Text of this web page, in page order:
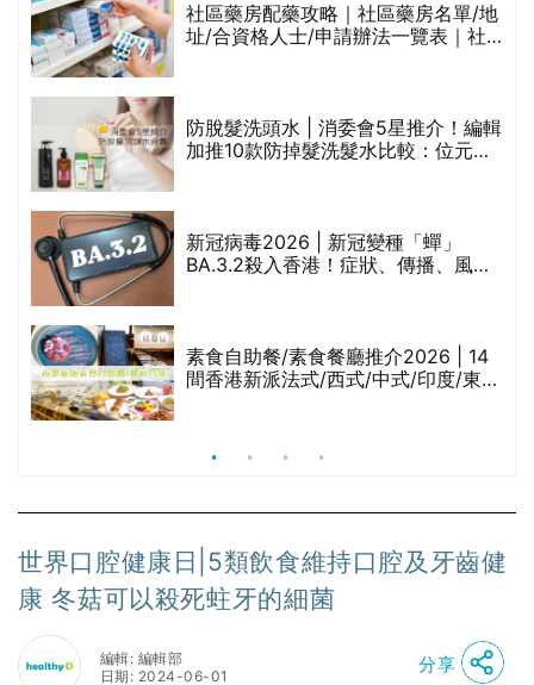
社區藥房配藥攻略｜社區藥房名單/地
址/合資格人士/申請辦法一覽表｜社
防脫髮洗頭水 | 消委會5星推介！編輯
加推10款防掉髮洗髮水比較：位元
新冠病毒2026 | 新冠變種「蟬」
BA.3.2殺入香港！症狀、傳播、風險
素食自助餐/素食餐廳推介2026 | 14
間香港新派法式/西式/中式/印度/東南
世界口腔健康日|5類飲食維持口腔及牙齒健
康 冬菇可以殺死蛀牙的細菌
編輯: 編輯部
日期: 2024-06-01
分享